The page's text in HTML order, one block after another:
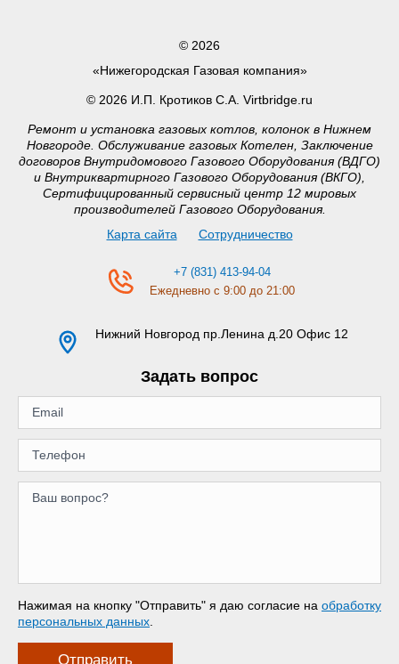
© 2026
«Нижегородская Газовая компания»
© 2026 И.П. Кротиков С.А. Virtbridge.ru
Ремонт и установка газовых котлов, колонок в Нижнем
Новгороде. Обслуживание газовых Котелен, Заключение
договоров Внутридомового Газового Оборудования (ВДГО)
и Внутриквартирного Газового Оборудования (ВКГО),
Сертифицированный сервисный центр 12 мировых
производителей Газового Оборудования.
Карта сайта
Сотрудничество
+7 (831) 413-94-04
Ежедневно с 9:00 до 21:00
Нижний Новгород пр.Ленина д.20 Офис 12
Задать вопрос
Нажимая на кнопку "Отправить" я даю согласие на обработку
персональных данных
Отправить